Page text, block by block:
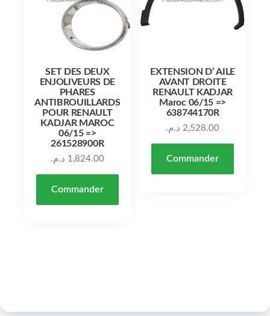
SET DES DEUX
ENJOLIVEURS DE
PHARES
ANTIBROUILLARDS
POUR RENAULT
KADJAR MAROC
06/15 =>
261528900R
1,824.00 د.م.
Commander
EXTENSION D’ AILE
AVANT DROITE
RENAULT KADJAR
Maroc 06/15 =>
638744170R
2,528.00 د.م.
Commander